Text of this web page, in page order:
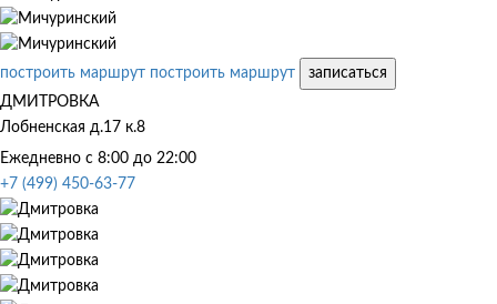
построить маршрут построить маршрут
записаться
ДМИТРОВКА
Лобненская д.17 к.8
Ежедневно с 8:00 до 22:00
+7 (499) 450-63-77